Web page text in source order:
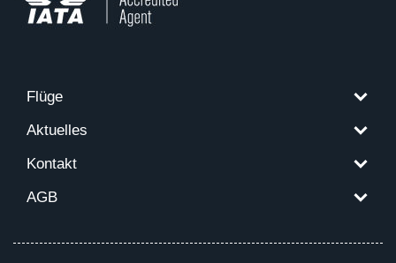
Flüge
Aktuelles
Kontakt
AGB